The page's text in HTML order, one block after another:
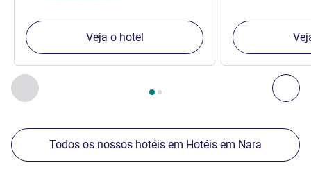
Anterior - Os nossos outros estabelecimentos nas
Página , Os nossos outros estabelecimentos nas
Veja o hotel
Todos os nossos hotéis em Hotéis em Nara